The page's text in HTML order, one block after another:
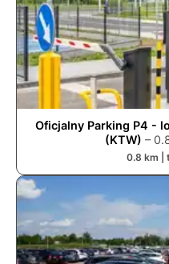
Oficjalny Parking P4 -
(KTW) –
0.8 km |